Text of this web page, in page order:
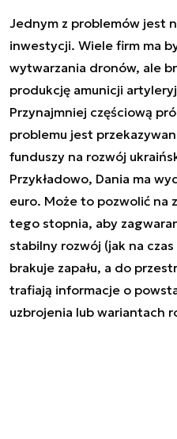
Jednym z problemów jest
inwestycji. Wiele firm ma
wytwarzania dronów, ale
produkcję amunicji
Przynajmniej częściową
problemu jest
funduszy na rozwój
Przykładowo, Dania ma
euro. Może to pozwolić na
tego stopnia, aby
stabilny rozwój (jak na
brakuje zapału, a do
trafiają informacje o
uzbrojenia lub wariantach